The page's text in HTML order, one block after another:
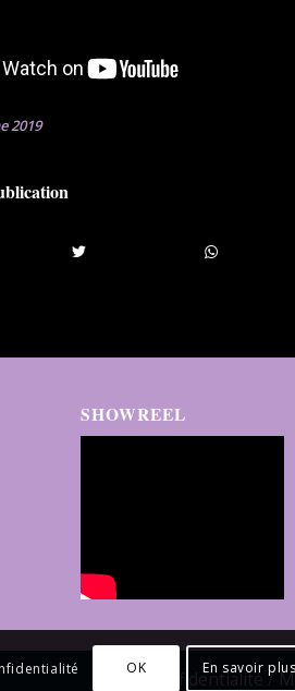
2019
SHOWREEL
Confidentialité /
OK En savoir